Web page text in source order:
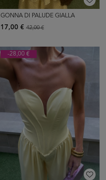
GONNA DI PALUDE GIALLA
17,00 €42,00 €
-28,00 €